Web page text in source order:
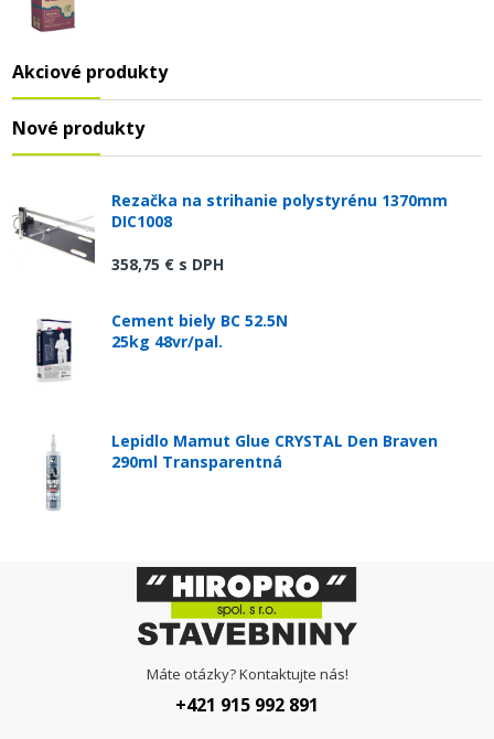
Akciové produkty
Nové produkty
Rezačka na strihanie polystyrénu 1370mm
DIC1008
358,75 € s DPH
Cement biely BC 52.5N
25kg 48vr/pal.
Lepidlo Mamut Glue CRYSTAL Den Braven
290ml Transparentná
Máte otázky? Kontaktujte nás!
+421 915 992 891